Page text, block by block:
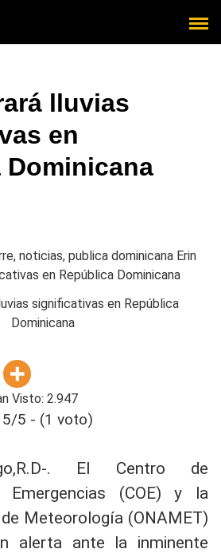
lluvias
en
Dominicana
noticias, publica dominicana Erin
en República Dominicana
Visto: 2.947
5/5 - (1 voto)
. El Centro de
Emergencias (COE) y la
Meteorología (ONAMET)
alerta ante la inminente